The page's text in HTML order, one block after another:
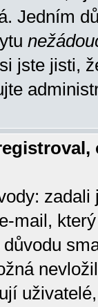
Jedním
jste jisti,
mail,